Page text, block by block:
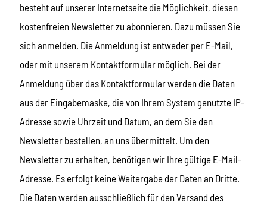
besteht auf unserer Internetseite die Möglichkeit, diesen
kostenfreien Newsletter zu abonnieren. Dazu müssen Sie
sich anmelden. Die Anmeldung ist entweder per E-Mail,
oder mit unserem Kontaktformular möglich. Bei der
Anmeldung über das Kontaktformular werden die Daten
aus der Eingabemaske, die von Ihrem System genutzte IP-
Adresse sowie Uhrzeit und Datum, an dem Sie den
Newsletter bestellen, an uns übermittelt. Um den
Newsletter zu erhalten, benötigen wir Ihre gültige E-Mail-
Adresse. Es erfolgt keine Weitergabe der Daten an Dritte.
Die Daten werden ausschließlich für den Versand des